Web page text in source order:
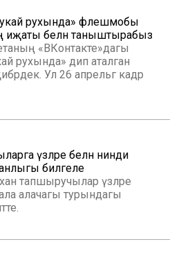
рухында» флешмобы
белән таныштырабыз
«ВКонтакте»дагы
рухында» дип аталган
Ул 26 апрельгә кадәр
үзләре белән нинди
билгеле
тапшыручылар үзләре
ала алачагы турындагы